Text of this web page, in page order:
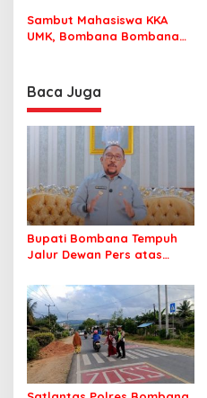
Perlu Lagi ke Kendari
Sambut Mahasiswa KKA
UMK, Bombana Bombana
Baca Juga
Bupati Bombana Tempuh
Jalur Dewan Pers atas
Korupsi Jembatan Cirauci II